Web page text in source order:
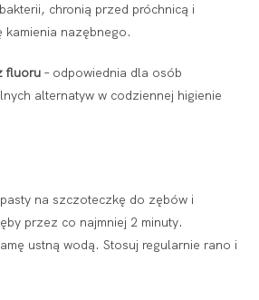
chronią przed próchnicą i
kamienia nazębnego.
fluoru – odpowiednia dla osób
alternatyw w codziennej higienie
na szczoteczkę do zębów i
przez co najmniej 2 minuty.
ustną wodą. Stosuj regularnie rano i